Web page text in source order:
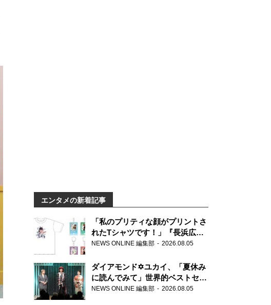
エンタメの新着記事
「私のプリティな顔がプリントさ
れたTシャツです！」『長浜広奈
天下無双』初の番組グッズ発売
NEWS ONLINE 編集部 2026.08.05
ダイアモンド✡ユカイ、「夏休み
に読んでみて」世界的ベストセラ
ー『アナスタシア』を紹介
NEWS ONLINE 編集部 2026.08.05